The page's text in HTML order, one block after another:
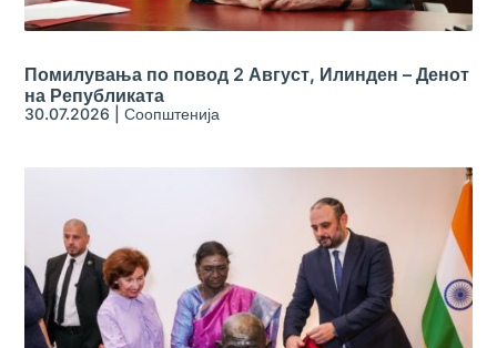
Помилувања по повод 2 Август, Илинден – Денот
на Републиката
30.07.2026 |Соопштенија